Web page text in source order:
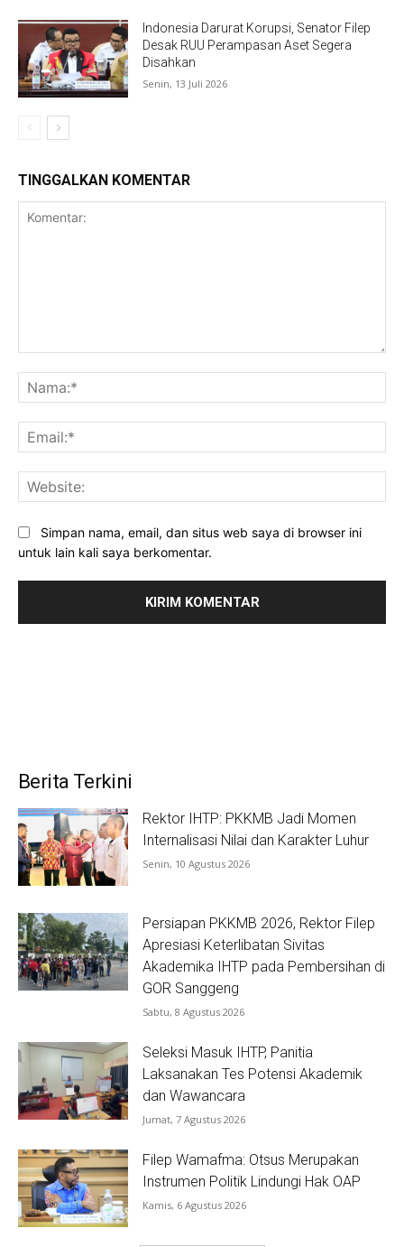
Indonesia Darurat Korupsi, Senator Filep
Desak RUU Perampasan Aset Segera
Disahkan
Senin, 13 Juli 2026
TINGGALKAN KOMENTAR
Simpan nama, email, dan situs web saya di browser ini
untuk lain kali saya berkomentar.
Berita Terkini
Rektor IHTP: PKKMB Jadi Momen
Internalisasi Nilai dan Karakter Luhur
Senin, 10 Agustus 2026
Persiapan PKKMB 2026, Rektor Filep
Apresiasi Keterlibatan Sivitas
Akademika IHTP pada Pembersihan di
GOR Sanggeng
Sabtu, 8 Agustus 2026
Seleksi Masuk IHTP, Panitia
Laksanakan Tes Potensi Akademik
dan Wawancara
Jumat, 7 Agustus 2026
Filep Wamafma: Otsus Merupakan
Instrumen Politik Lindungi Hak OAP
Kamis, 6 Agustus 2026